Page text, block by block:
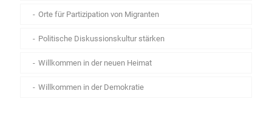
Orte für Partizipation von Migranten
Politische Diskussionskultur stärken
Willkommen in der neuen Heimat
Willkommen in der Demokratie